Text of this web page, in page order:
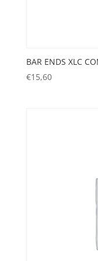
BAR ENDS XLC
€15,60